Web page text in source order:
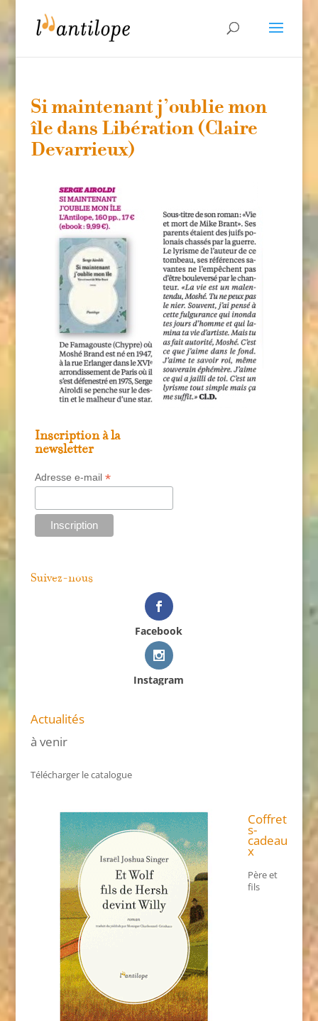
Si maintenant j’oublie mon
île dans Libération (Claire
Devarrieux)
Inscription à la
newsletter
Adresse e-mail *
Suivez-nous
Facebook
Instagram
Actualités
à venir
Télécharger le catalogue
Coffret
s-
cadeau
x
Père et
fils